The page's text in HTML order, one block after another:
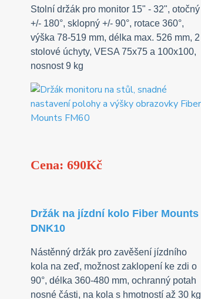
Stolní držák pro monitor 15" - 32", otočný
+/- 180°, sklopný +/- 90°, rotace 360°,
výška 78-519 mm, délka max. 526 mm, 2
stolové úchyty, VESA 75x75 a 100x100,
nosnost 9 kg
Cena: 690Kč
Držák na jízdní kolo Fiber Mounts
DNK10
Nástěnný držák pro zavěšení jízdního
kola na zeď, možnost zaklopení ke zdi o
90°, délka 360-480 mm, ochranný potah
nosné části, na kola s hmotností až 30 kg